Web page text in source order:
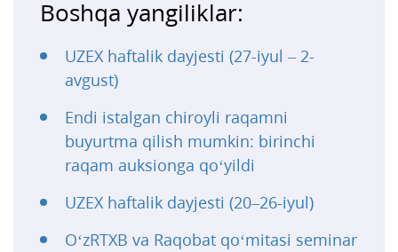
Boshqa yangiliklar:
UZEX haftalik dayjesti (27-iyul – 2-
avgust)
Endi istalgan chiroyli raqamni
buyurtma qilish mumkin: birinchi
raqam auksionga qo‘yildi
UZEX haftalik dayjesti (20–26-iyul)
O‘zRTXB va Raqobat qo‘mitasi seminar